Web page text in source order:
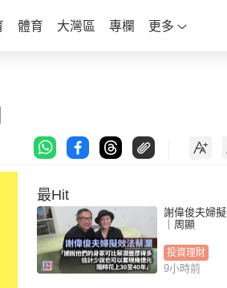
體育 大灣區 專欄 更多
最Hit
謝偉俊夫婦
｜周顯
投資理財
9小時前